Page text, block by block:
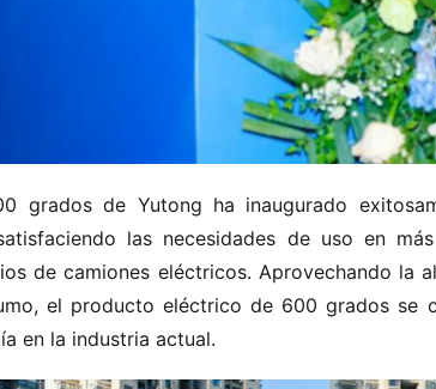
grados de Yutong ha inaugurado
las necesidades de uso en
de camiones eléctricos. Aprovechando la
el producto eléctrico de 600 grados se
en la industria actual.